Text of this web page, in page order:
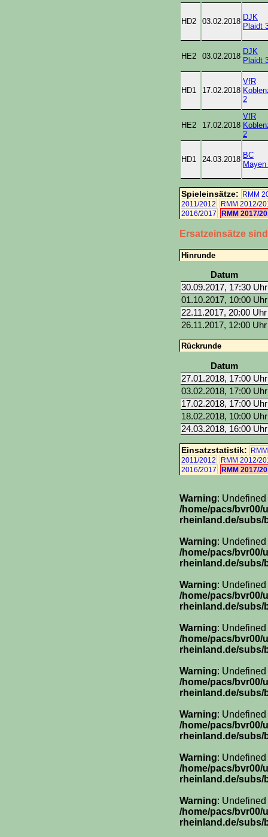
HD2 03.02.2018 DJK
Plaidt
HE2 03.02.2018
DJK
Plaidt
HD1 17.02.2018
VfR
2
HE2 17.02.2018
VfR
2
HD1 24.03.2018 BC
Mayen
Spieleinsätze: RMM
2011/2012
RMM 2012/
2016/2017
RMM 2017/
Ersatzeinsätze
Hinrunde
Datum
30.09.2017, 17:30 Uhr
01.10.2017, 10:00 Uhr
22.11.2017, 20:00 Uhr
26.11.2017, 12:00 Uhr
Rückrunde
Datum
27.01.2018, 17:00 Uhr
03.02.2018, 17:00 Uhr
17.02.2018, 17:00 Uhr
18.02.2018, 10:00 Uhr
24.03.2018, 16:00 Uhr
Einsatzstatistik:
2011/2012
RMM 2012/
2016/2017
RMM 2017/
Warning:
/home/pacs/bvr00/
rheinland.de/subs/
Warning:
/home/pacs/bvr00/
rheinland.de/subs/
Warning:
/home/pacs/bvr00/
rheinland.de/subs/
Warning:
/home/pacs/bvr00/
rheinland.de/subs/
Warning:
/home/pacs/bvr00/
rheinland.de/subs/
Warning:
/home/pacs/bvr00/
rheinland.de/subs/
Warning:
/home/pacs/bvr00/
rheinland.de/subs/
Warning:
/home/pacs/bvr00/
rheinland.de/subs/